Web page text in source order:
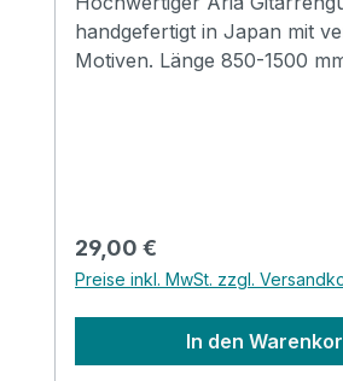
handgefertigt in Japan mit
Motiven. Länge 850-1500 mm (verstellbar)
Regulärer Preis:
29,00 €
Preise inkl. MwSt. zzgl.
In den